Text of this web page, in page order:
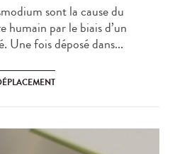
sont la cause du
humain par le biais d’un
Une fois déposé dans...